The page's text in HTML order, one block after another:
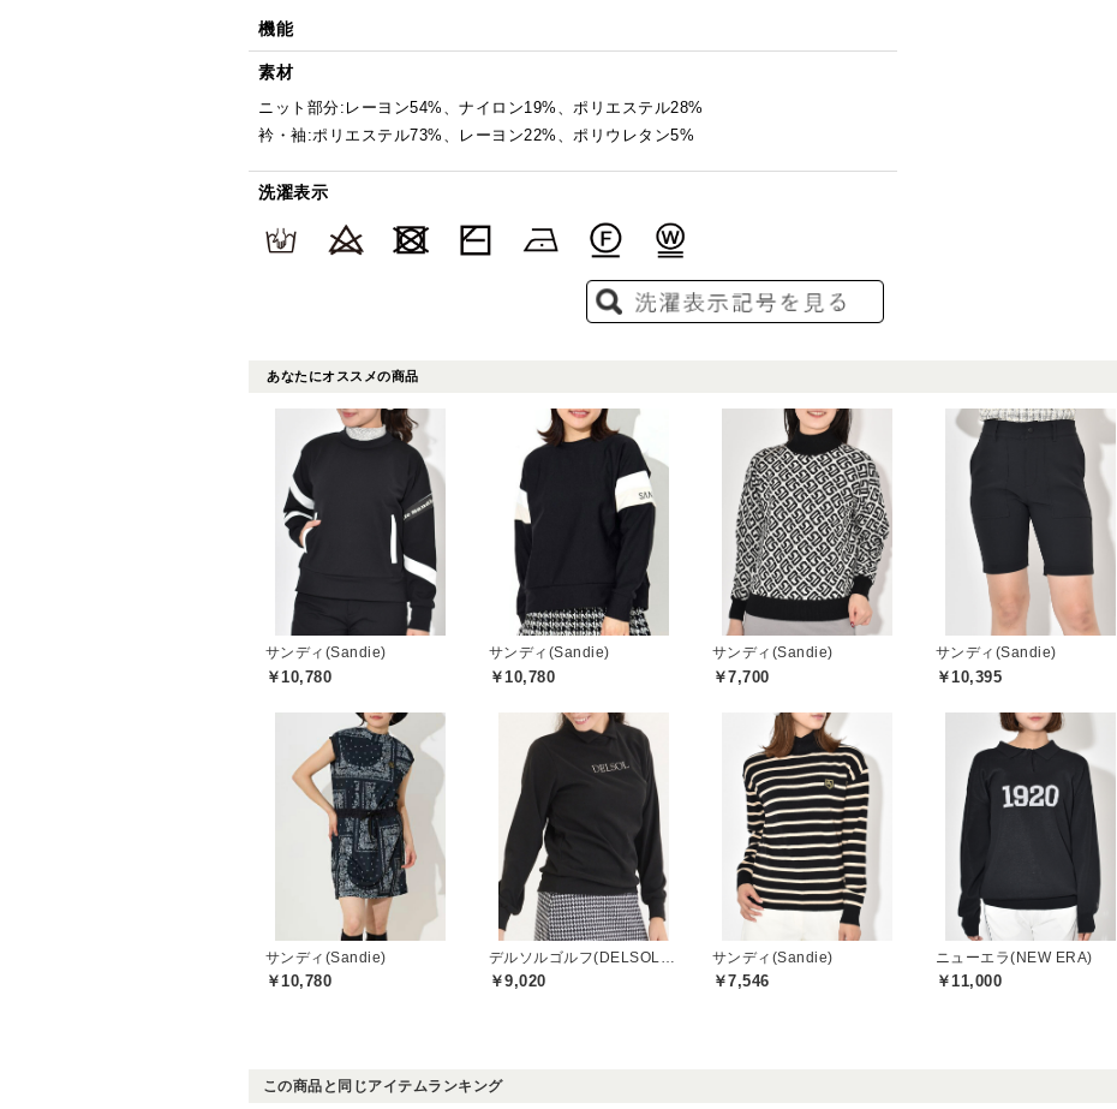
機能
素材
ニット部分:レーヨン54%、ナイロン19%、ポリエステル28%
衿・袖:ポリエステル73%、レーヨン22%、ポリウレタン5%
洗濯表示
あなたにオススメの商品
サンディ(Sandie)
￥10,780
サンディ(Sandie)
￥10,780
サンディ(Sandie)
￥7,700
サンディ(Sandie)
￥10,395
サンディ(Sandie)
￥10,780 ￥9,020
サンディ(Sandie)
￥7,546
ニューエラ(NEW ERA)
￥11,000
この商品と同じアイテムランキング